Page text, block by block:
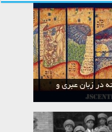
در زبان عبری و
و میراث یهود
و میراث یهود
و میراث یهود
و میراث یهود
و میراث یهود
و میراث یهود